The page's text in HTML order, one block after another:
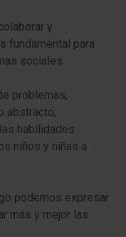
y
fundamental para
sociales.
problemas,
abstracto,
habilidades
niños y niñas a
podemos expresar
más y mejor las